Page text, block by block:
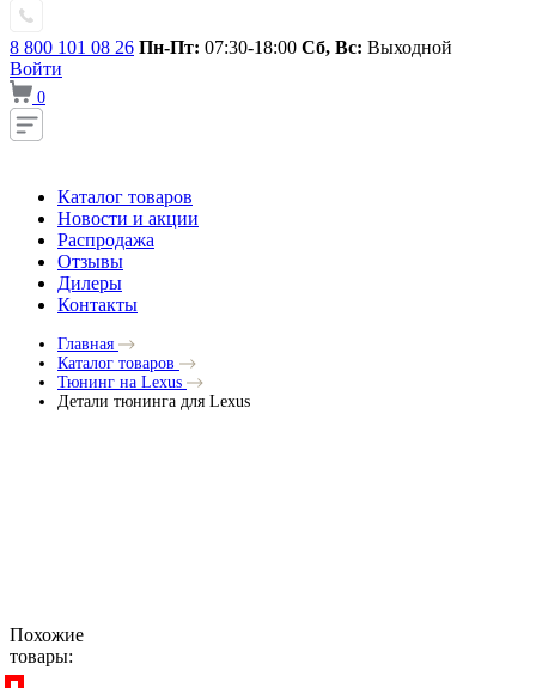
8 800 101 08 26 Пн-Пт: 07:30-18:00 Сб, Вс: Выходной
Войти
0
Каталог товаров
Новости и акции
Распродажа
Отзывы
Дилеры
Контакты
Главная
Каталог товаров
Тюнинг на Lexus
Детали тюнинга для Lexus
Похожие
товары: